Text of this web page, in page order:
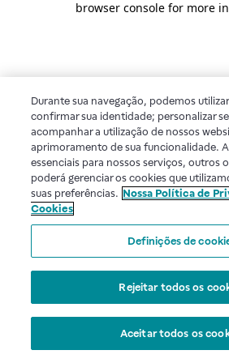
browser console for more
Durante sua navegação, podemos
confirmar sua identidade; personalizar
acompanhar a utilização de nossos
aprimoramento de sua funcionalidade.
essenciais para nossos serviços, outros
poderá gerenciar os cookies que
suas preferências. Nossa Política de
Cookies
Definições de
Rejeitar todos os
Aceitar todos os